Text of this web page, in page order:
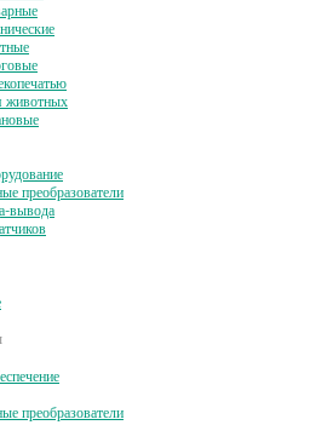
животных
преобразователи
вывода
преобразователи